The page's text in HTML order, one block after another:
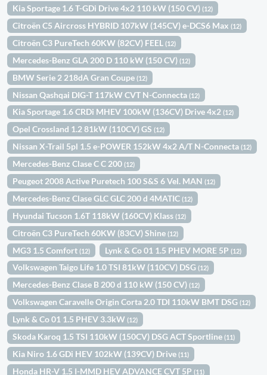
Kia Sportage 1.6 T-GDi Drive 4x2 110 kW (150 CV)(12)
Citroën C5 Aircross HYBRID 107kW (145CV) e-DCS6 Max(12)
Citroën C3 PureTech 60KW (82CV) FEEL(12)
Mercedes-Benz GLA 200 D 110 kW (150 CV)(12)
BMW Serie 2 218dA Gran Coupe(12)
Nissan Qashqai DIG-T 117kW CVT N-Connecta(12)
Kia Sportage 1.6 CRDi MHEV 100kW (136CV) Drive 4x2(12)
Opel Crossland 1.2 81kW (110CV) GS(12)
Nissan X-Trail 5pl 1.5 e-POWER 152kW 4x2 A/T N-Connecta(12)
Mercedes-Benz Clase C C 200(12)
Peugeot 2008 Active Puretech 100 S&S 6 Vel. MAN(12)
Mercedes-Benz Clase GLC GLC 200 d 4MATIC(12)
Hyundai Tucson 1.6T 118kW (160CV) Klass(12)
Citroën C3 PureTech 60KW (83CV) Shine(12)
MG3 1.5 Comfort(12) Lynk & Co 01 1.5 PHEV MORE 5P(12)
Volkswagen Taigo Life 1.0 TSI 81kW (110CV) DSG(12)
Mercedes-Benz Clase B 200 d 110 kW (150 CV)(12)
Volkswagen Caravelle Origin Corta 2.0 TDI 110kW BMT DSG(12)
Lynk & Co 01 1.5 PHEV 3.3kW(12)
Skoda Karoq 1.5 TSI 110kW (150CV) DSG ACT Sportline(11)
Kia Niro 1.6 GDi HEV 102kW (139CV) Drive(11)
Honda HR-V 1.5 I-MMD HEV ADVANCE CVT 5P(11)